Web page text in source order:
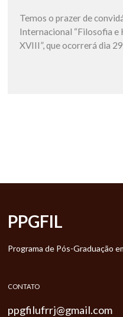
Temos o prazer de
Internacional “Filosofia e
XVIII”, que ocorrerá dia
PPGFIL
Programa de Pós-Graduação
CONTATO
ppgfilufrrj@gmail.com